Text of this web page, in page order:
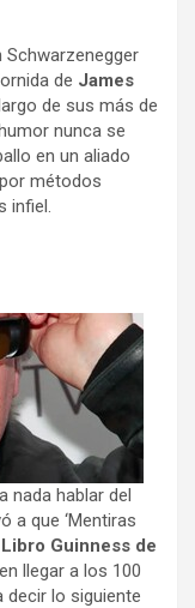
Schwarzenegger
de James
de sus más de
nunca se
en un aliado
métodos
infiel.
nada hablar del
a que ‘Mentiras
Guinness de
en llegar a los 100
decir lo siguiente